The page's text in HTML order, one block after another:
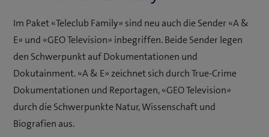
Im Paket «Teleclub Family» sind neu auch die Sender «A &
E» und «GEO Television» inbegriffen. Beide Sender legen
den Schwerpunkt auf Dokumentationen und
Dokutainment. «A & E» zeichnet sich durch True-Crime
Dokumentationen und Reportagen, «GEO Television»
durch die Schwerpunkte Natur, Wissenschaft und
Biografien aus.